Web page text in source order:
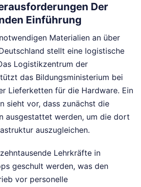
Der
Einführung
Materialien an über
stellt eine logistische
Logistikzentrum der
das Bildungsministerium bei
Lieferketten für die Hardware. Ein
sieht vor, dass zunächst die
ausgestattet werden, um die dort
auszugleichen.
Lehrkräfte in
geschult werden, was den
vor personelle